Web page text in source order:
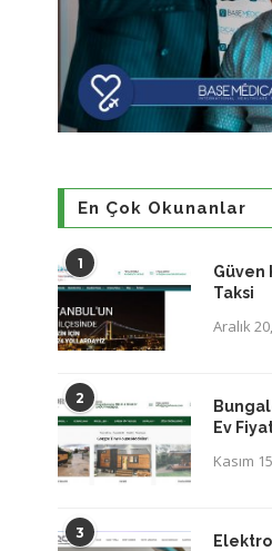
En Çok Okunanlar
1
Güven
Taksi
Aralık
2
Ev
Kasım
3